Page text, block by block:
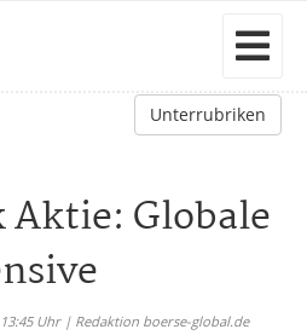
Unterrubriken
Globale
Uhr | Redaktion boerse-global.de